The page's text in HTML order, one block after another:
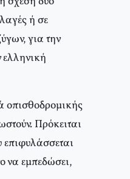
ή σε
για την
οπισθοδρομικής
Πρόκειται
επιφυλάσσεται
να εμπεδώσει,